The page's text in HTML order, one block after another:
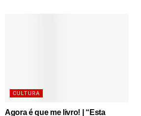
CULTURA
Agora é que me livro! | “Esta